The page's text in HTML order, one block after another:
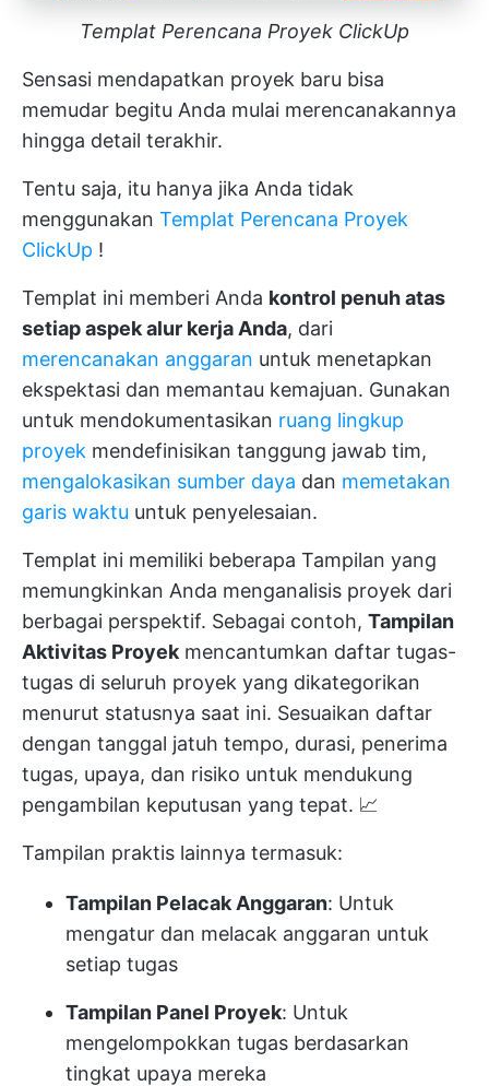
Templat Perencana Proyek ClickUp
Sensasi mendapatkan proyek baru bisa
memudar begitu Anda mulai merencanakannya
hingga detail terakhir.
Tentu saja, itu hanya jika Anda tidak
menggunakan Templat Perencana Proyek
ClickUp !
Templat ini memberi Anda kontrol penuh atas
setiap aspek alur kerja Anda, dari
merencanakan anggaran untuk menetapkan
ekspektasi dan memantau kemajuan. Gunakan
untuk mendokumentasikan ruang lingkup
proyek mendefinisikan tanggung jawab tim,
mengalokasikan sumber daya dan memetakan
garis waktu untuk penyelesaian.
Templat ini memiliki beberapa Tampilan yang
memungkinkan Anda menganalisis proyek dari
berbagai perspektif. Sebagai contoh, Tampilan
Aktivitas Proyek mencantumkan daftar tugas-
tugas di seluruh proyek yang dikategorikan
menurut statusnya saat ini. Sesuaikan daftar
dengan tanggal jatuh tempo, durasi, penerima
tugas, upaya, dan risiko untuk mendukung
pengambilan keputusan yang tepat. 📈
Tampilan praktis lainnya termasuk:
Tampilan Pelacak Anggaran: Untuk
mengatur dan melacak anggaran untuk
setiap tugas
Tampilan Panel Proyek: Untuk
mengelompokkan tugas berdasarkan
tingkat upaya mereka